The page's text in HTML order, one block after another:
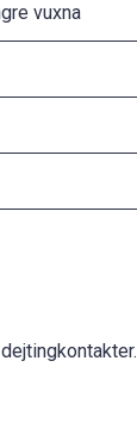
vuxna